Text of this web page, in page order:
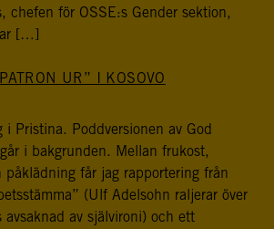
chefen för OSSE:s Gender sektion,
[…]
UR” I KOSOVO
i Pristina. Poddversionen av God
i bakgrunden. Mellan frukost,
påklädning får jag rapportering från
(Ulf Adelsohn raljerar över
avsaknad av självironi) och ett